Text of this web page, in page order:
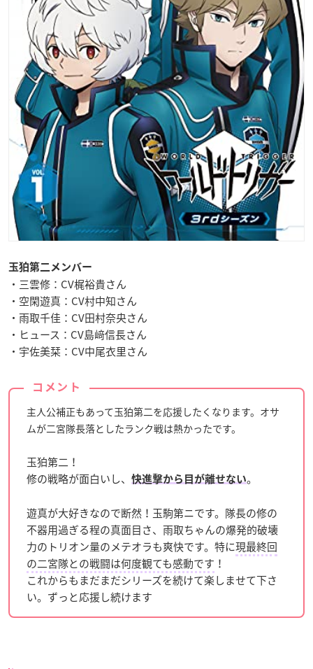
玉狛第二メンバー
・三雲修：CV梶裕貴さん
・空閑遊真：CV村中知さん
・雨取千佳：CV田村奈央さん
・ヒュース：CV島﨑信長さん
・宇佐美栞：CV中尾衣里さん
コメント
主人公補正もあって玉狛第二を応援したくなります。オサ
ムが二宮隊長落としたランク戦は熱かったです。
玉狛第二！
修の戦略が面白いし、
快進撃から目が離せない。
遊真が大好きなので断然！玉駒第ニです。隊長の修の
不器用過ぎる程の真面目さ、雨取ちゃんの爆発的破壊
力のトリオン量のメテオラも爽快です。特に現最終回
の二宮隊との戦闘は何度観ても感動です ！
これからもまだまだシリーズを続けて楽しませて下さ
い。ずっと応援し続けます